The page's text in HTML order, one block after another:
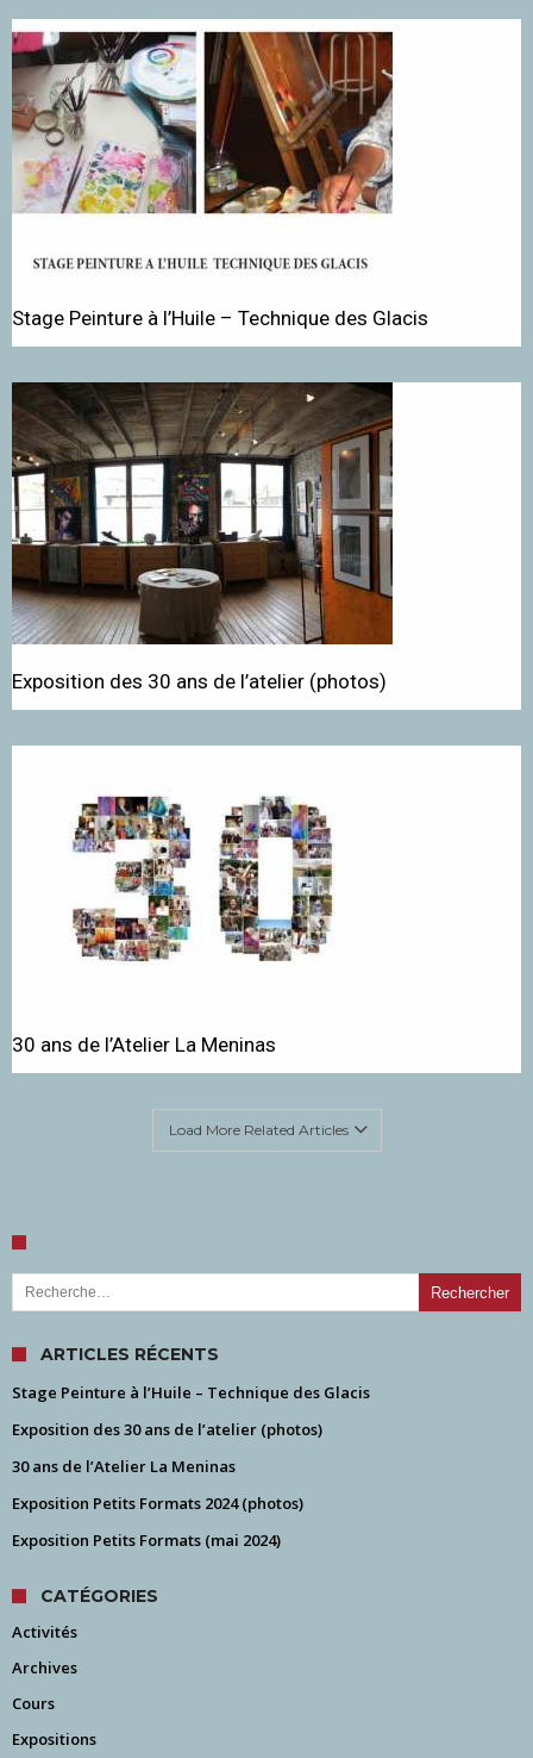
Stage Peinture à l’Huile – Technique des Glacis
Exposition des 30 ans de l’atelier (photos)
30 ans de l’Atelier La Meninas
Load More Related Articles
Rechercher :
ARTICLES RÉCENTS
Stage Peinture à l’Huile – Technique des Glacis
Exposition des 30 ans de l’atelier (photos)
30 ans de l’Atelier La Meninas
Exposition Petits Formats 2024 (photos)
Exposition Petits Formats (mai 2024)
CATÉGORIES
Activités
Archives
Cours
Expositions